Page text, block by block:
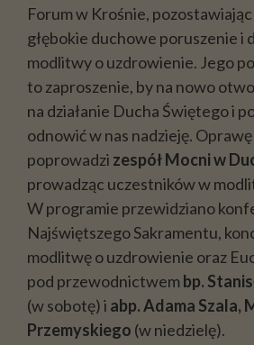
Forum w Krośnie,
głębokie duchowe poruszenie i
modlitwy o uzdrowienie. Jego
to zaproszenie, by na nowo
na działanie Ducha Świętego i
odnowić w nas nadzieję.
poprowadzi zespół Mocni w
prowadząc uczestników w
W programie przewidziano
Najświętszego Sakramentu,
modlitwę o uzdrowienie oraz
pod przewodnictwembp.
(w sobotę) i abp. Adama
Przemyskiego (w niedzielę).